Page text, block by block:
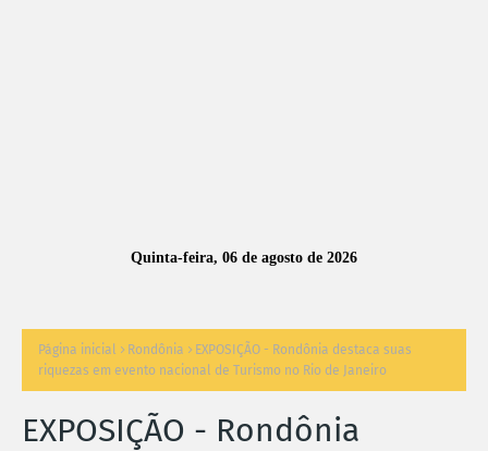
Quinta-feira, 06 de agosto de 2026
Página inicial Rondônia
EXPOSIÇÃO - Rondônia destaca suas
riquezas em evento nacional de Turismo no Rio de Janeiro
EXPOSIÇÃO - Rondônia